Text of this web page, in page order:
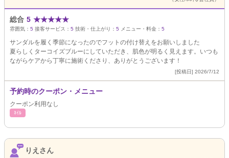
総合 5 ★★★★★
雰囲気： 5 接客サービス： 5 技術・仕上がり： 5 メニュー・料金： 5
サンダルを履く季節になったのでフットの付け替えをお願いしました
夏らしくターコイズブルーにしていただき、肌色が明るく見えます。いつも
ながらケアから丁寧に施術くださり、ありがとうございます！
[投稿日] 2026/7/12
予約時のクーポン・メニュー
クーポン利用なし
ﾈｲﾙ
りえさん